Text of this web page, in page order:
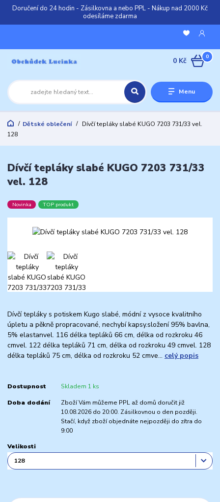
Doručení do 24 hodin - Zásilkovna a nebo PPL - Nákup nad 2000 Kč
odesíláme zdarma
Menu
0
0 Kč
Dětské oblečení
Dívčí tepláky slabé KUGO 7203 731/33 vel.
128
Dívčí tepláky slabé KUGO 7203 731/33
vel. 128
Novinka TOP produkt
Dívčí tepláky s potiskem Kugo slabé, módní z vysoce kvalitního
úpletu a pěkně propracované, nechybí kapsy.složení 95% bavlna,
5% elastanvel. 116 délka tepláků 66 cm, délka od rozkroku 46
cmvel. 122 délka tepláků 71 cm, délka od rozkroku 49 cmvel. 128
délka tepláků 75 cm, délka od rozkroku 52 cmve... celý popis
Dostupnost Skladem 1 ks
Doba dodání
Zboží Vám můžeme PPL až domů doručit již
10.08.2026 do 20:00. Zásilkovnou o den později.
Stačí, když zboží objednáte nejpozději do zítra do
9:00
Velikosti